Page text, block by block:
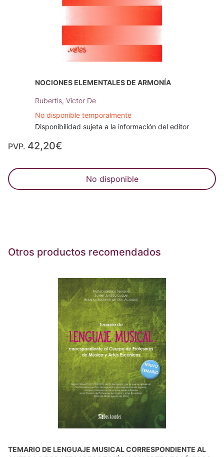
NOCIONES ELEMENTALES DE ARMONÍA
Rubertis, Victor De
No disponible temporalmente
Disponibilidad sujeta a la información del editor
PVP. 42,20€
No disponible
Otros productos recomendados
TEMARIO DE LENGUAJE MUSICAL CORRESPONDIENTE AL